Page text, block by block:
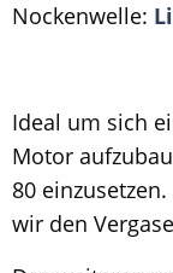
Nockenwelle:
Ideal um sich
Motor
80
wir den